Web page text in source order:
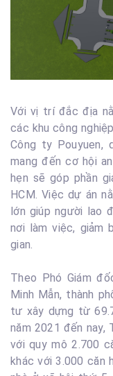
Với vị trí đắc địa
các khu công
Công ty Pouyuen,
mang đến cơ hội
hẹn sẽ góp phần
HCM. Việc dự án
lớn giúp người lao
nơi làm việc, giảm
gian.
Theo Phó Giám
Minh Mẫn, thành
tư xây dựng từ
năm 2021 đến nay,
với quy mô 2.700
khác với 3.000 căn